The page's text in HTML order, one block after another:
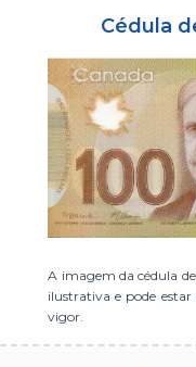
Cédula
A imagem da cédula
ilustrativa e pode
vigor.